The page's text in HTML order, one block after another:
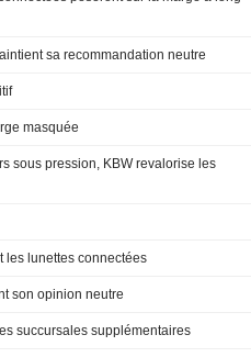
Bank maintient sa recommandation neutre
de marge masquée
sous pression, KBW revalorise les
les lunettes connectées
maintient son opinion neutre
succursales supplémentaires